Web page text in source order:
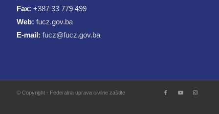
Fax: +387 33 779 499
Web: fucz.gov.ba
E-mail: fucz@fucz.gov.ba
© Copyright - Federalna uprava civilne zaštite